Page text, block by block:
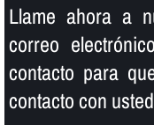
Llame ahora a
correo
contacto para
contacto con